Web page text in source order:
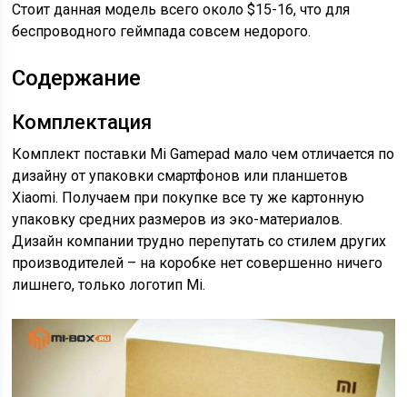
Стоит данная модель всего около $15-16, что для
беспроводного геймпада совсем недорого.
Содержание
Комплектация
Комплект поставки Mi Gamepad мало чем отличается по
дизайну от упаковки смартфонов или планшетов
Xiaomi. Получаем при покупке все ту же картонную
упаковку средних размеров из эко-материалов.
Дизайн компании трудно перепутать со стилем других
производителей – на коробке нет совершенно ничего
лишнего, только логотип Mi.